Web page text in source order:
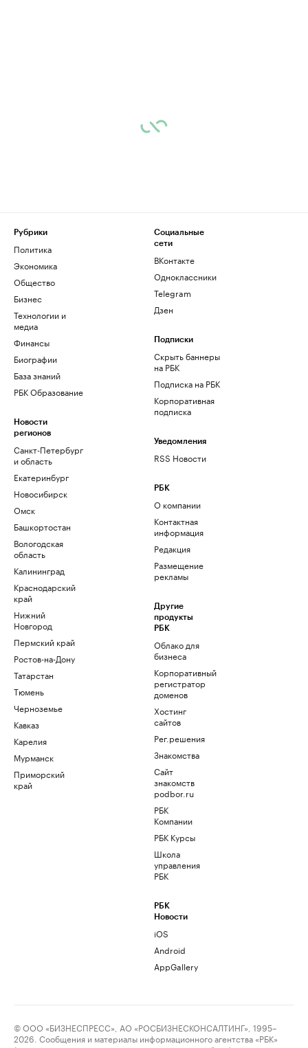
Рубрики
Политика
Экономика
Общество
Бизнес
Технологии и
медиа
Финансы
Биографии
База знаний
РБК Образование
Новости
регионов
Санкт-Петербург
и область
Екатеринбург
Новосибирск
Омск
Башкортостан
Вологодская
область
Калининград
Краснодарский
край
Нижний
Новгород
Пермский край
Ростов-на-Дону
Татарстан
Тюмень
Черноземье
Кавказ
Карелия
Мурманск
Приморский
край
Социальные
сети
ВКонтакте
Одноклассники
Telegram
Дзен
Подписки
Скрыть баннеры
на РБК
Подписка на РБК
Корпоративная
подписка
Уведомления
RSS Новости
РБК
О компании
Контактная
информация
Редакция
Размещение
рекламы
Другие
продукты
РБК
Облако для
бизнеса
Корпоративный
регистратор
доменов
Хостинг
сайтов
Рег.решения
Знакомства
Сайт
знакомств
podbor.ru
РБК
Компании
РБК Курсы
Школа
управления
РБК
РБК
Новости
iOS
Android
AppGallery
© ООО «БИЗНЕСПРЕСС», АО «РОСБИЗНЕСКОНСАЛТИНГ», 1995–
2026. Сообщения и материалы информационного агентства «РБК»